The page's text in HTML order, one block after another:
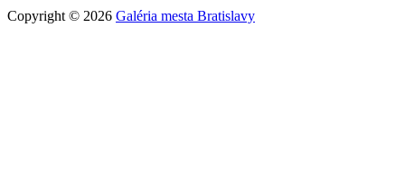
Copyright © 2026 Galéria mesta Bratislavy